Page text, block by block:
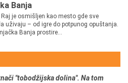
Banja
je osmišljen kao mesto gde sve
uživaju – od igre do potpunog opuštanja.
Banja prostire...
"tobodžijska dolina". Na tom